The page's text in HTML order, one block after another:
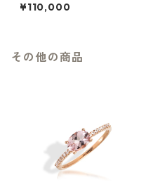
¥110,000
その他の商品